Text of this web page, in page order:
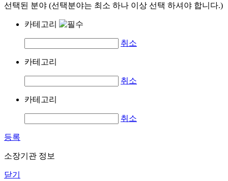
선택된 분야 (선택분야는 최소 하나 이상 선택 하셔야 합니다.)
카테고리
취소
카테고리
취소
카테고리
취소
등록
소장기관 정보
닫기